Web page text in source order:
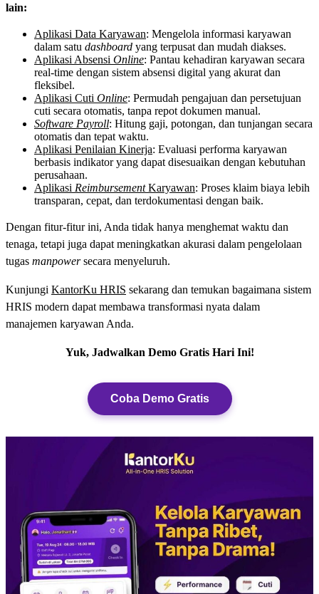
lain:
Aplikasi Data Karyawan: Mengelola informasi karyawan
dalam satu dashboard yang terpusat dan mudah diakses.
Aplikasi Absensi Online: Pantau kehadiran karyawan secara
real-time dengan sistem absensi digital yang akurat dan
fleksibel.
Aplikasi Cuti Online: Permudah pengajuan dan persetujuan
cuti secara otomatis, tanpa repot dokumen manual.
Software Payroll: Hitung gaji, potongan, dan tunjangan secara
otomatis dan tepat waktu.
Aplikasi Penilaian Kinerja: Evaluasi performa karyawan
berbasis indikator yang dapat disesuaikan dengan kebutuhan
perusahaan.
Aplikasi ReimbursementKaryawan: Proses klaim biaya lebih
transparan, cepat, dan terdokumentasi dengan baik.
Dengan fitur-fitur ini, Anda tidak hanya menghemat waktu dan
tenaga, tetapi juga dapat meningkatkan akurasi dalam pengelolaan
tugas manpowersecara menyeluruh.
Kunjungi KantorKu HRIS sekarang dan temukan bagaimana sistem
HRIS modern dapat membawa transformasi nyata dalam
manajemen karyawan Anda.
Yuk, Jadwalkan Demo Gratis Hari Ini!
Coba Demo Gratis